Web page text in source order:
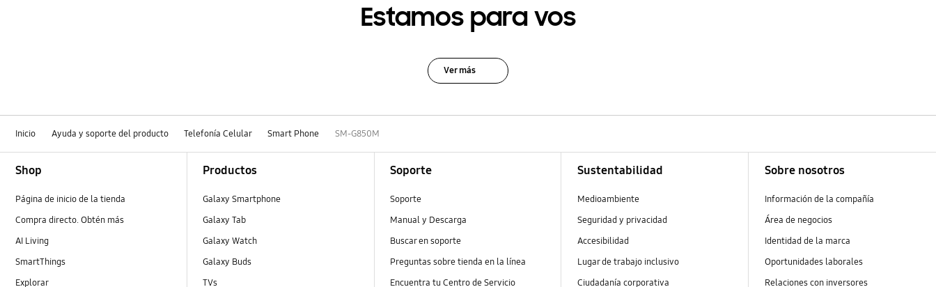
Estamos para vos
Ver más
Inicio Ayuda y soporte del producto Telefonía Celular Smart Phone SM-G850M
Shop
Página de inicio de la tienda
Compra directo. Obtén más
AI Living
SmartThings
Explorar
Productos
Galaxy Smartphone
Galaxy Tab
Galaxy Watch
Galaxy Buds
TVs
Soporte
Soporte
Manual y Descarga
Buscar en soporte
Preguntas sobre tienda en la línea
Encuentra tu Centro de Servicio
Sustentabilidad
Medioambiente
Seguridad y privacidad
Accesibilidad
Lugar de trabajo inclusivo
Ciudadanía corporativa
Sobre nosotros
Información de la compañía
Área de negocios
Identidad de la marca
Oportunidades laborales
Relaciones con inversores